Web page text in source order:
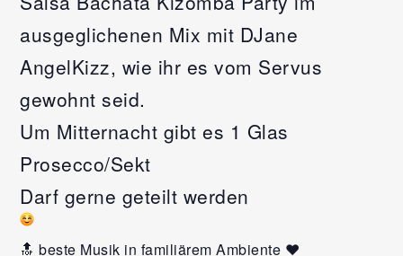
ausgeglichenen Mix mit DJane
AngelKizz, wie ihr es vom Servus
gewohnt seid.
Um Mitternacht gibt es 1 Glas
Prosecco/Sekt
Darf gerne geteilt werden
🔝 beste Musik in familiärem Ambiente ❤️